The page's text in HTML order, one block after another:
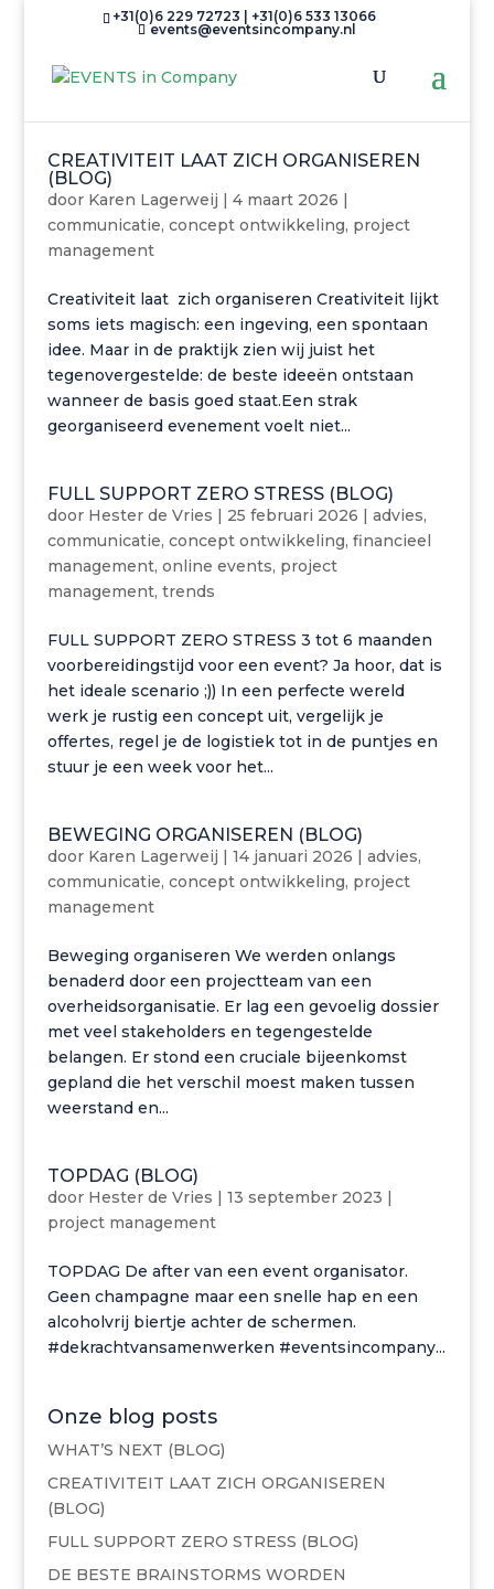
+31(0)6 229 72723 | +31(0)6 533 13066
events@eventsincompany.nl
CREATIVITEIT LAAT ZICH ORGANISEREN
(BLOG)
door Karen Lagerweij | 4 maart 2026 |
communicatie, concept ontwikkeling, project
management
Creativiteit laat zich organiseren Creativiteit lijkt
soms iets magisch: een ingeving, een spontaan
idee. Maar in de praktijk zien wij juist het
tegenovergestelde: de beste ideeën ontstaan
wanneer de basis goed staat.Een strak
georganiseerd evenement voelt niet...
FULL SUPPORT ZERO STRESS (BLOG)
door Hester de Vries | 25 februari 2026 | advies,
communicatie, concept ontwikkeling, financieel
management, online events, project
management, trends
FULL SUPPORT ZERO STRESS 3 tot 6 maanden
voorbereidingstijd voor een event? Ja hoor, dat is
het ideale scenario ;)) In een perfecte wereld
werk je rustig een concept uit, vergelijk je
offertes, regel je de logistiek tot in de puntjes en
stuur je een week voor het...
BEWEGING ORGANISEREN (BLOG)
door Karen Lagerweij | 14 januari 2026 | advies,
communicatie, concept ontwikkeling, project
management
Beweging organiseren We werden onlangs
benaderd door een projectteam van een
overheidsorganisatie. Er lag een gevoelig dossier
met veel stakeholders en tegengestelde
belangen. Er stond een cruciale bijeenkomst
gepland die het verschil moest maken tussen
weerstand en...
TOPDAG (BLOG)
door Hester de Vries | 13 september 2023 |
project management
TOPDAG De after van een event organisator.
Geen champagne maar een snelle hap en een
alcoholvrij biertje achter de schermen.
#dekrachtvansamenwerken #eventsincompany...
Onze blog posts
WHAT’S NEXT (BLOG)
CREATIVITEIT LAAT ZICH ORGANISEREN
(BLOG)
FULL SUPPORT ZERO STRESS (BLOG)
DE BESTE BRAINSTORMS WORDEN